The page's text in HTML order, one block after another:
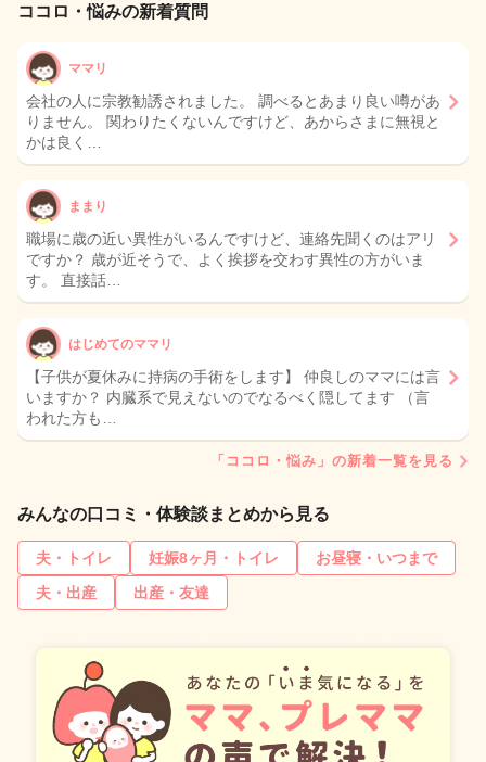
ココロ・悩みの新着質問
ママリ
会社の人に宗教勧誘されました。 調べるとあまり良い噂があ
りません。 関わりたくないんですけど、あからさまに無視と
かは良く…
ままり
職場に歳の近い異性がいるんですけど、連絡先聞くのはアリ
ですか？ 歳が近そうで、よく挨拶を交わす異性の方がいま
す。 直接話…
はじめてのママリ
【子供が夏休みに持病の手術をします】 仲良しのママには言
いますか？ 内臓系で見えないのでなるべく隠してます （言
われた方も…
「ココロ・悩み」の新着一覧を見る
みんなの口コミ・体験談まとめから見る
夫・トイレ 妊娠8ヶ月・トイレ
お昼寝・いつまで
夫・出産
出産・友達